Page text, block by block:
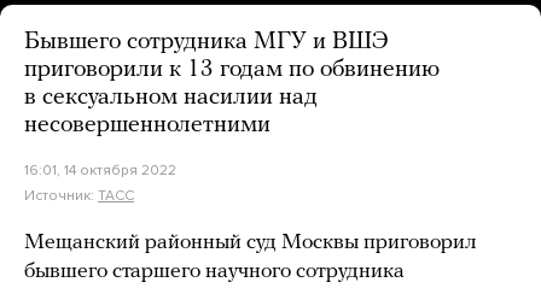
Бывшего сотрудника МГУ и ВШЭ
приговорили к 13 годам по обвинению
в сексуальном насилии над
несовершеннолетними
16:01, 14 октября 2022
Источник: ТАСС
Мещанский районный суд Москвы приговорил
бывшего старшего научного сотрудника